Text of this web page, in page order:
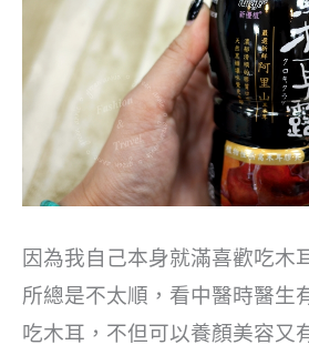
因為我自己本身就滿喜歡吃木
所總是不太順，看中醫時醫生
吃木耳，不但可以養顏美容又